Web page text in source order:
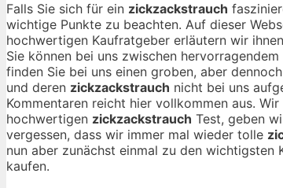
Falls Sie sich für ein zickzackstrauch
wichtige Punkte zu beachten. Auf dieser
hochwertigen Kaufratgeber erläutern wir
Sie können bei uns zwischen hervorragendem
finden Sie bei uns einen groben, aber
und deren zickzackstrauch nicht bei uns
Kommentaren reicht hier vollkommen aus.
hochwertigen zickzackstrauch Test, geben
vergessen, dass wir immer mal wieder tolle
nun aber zunächst einmal zu den wichtigsten
kaufen.